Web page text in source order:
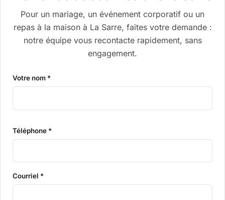
Pour un mariage, un événement corporatif ou un
repas à la maison à La Sarre, faites votre demande :
notre équipe vous recontacte rapidement, sans
engagement.
Votre nom *
Téléphone *
Courriel *